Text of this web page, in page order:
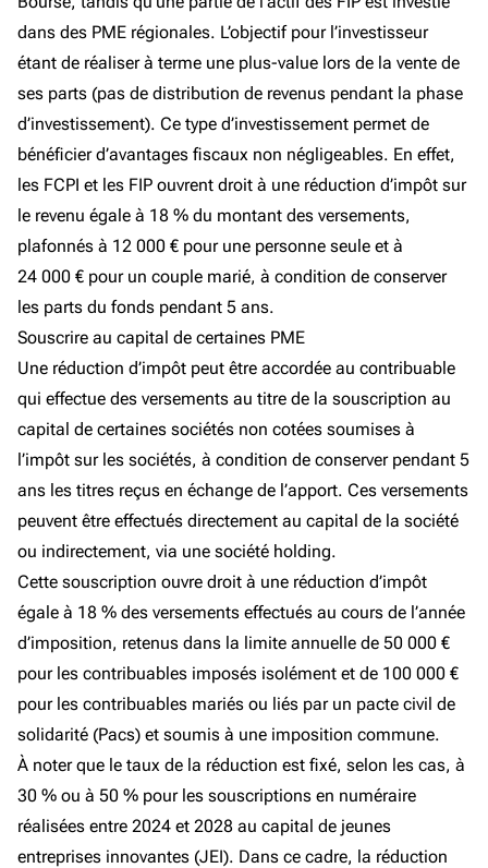
dans des PME régionales. L’objectif pour l’investisseur
étant de réaliser à terme une plus-value lors de la vente de
ses parts (pas de distribution de revenus pendant la phase
d’investissement). Ce type d’investissement permet de
bénéficier d’avantages fiscaux non négligeables. En effet,
les FCPI et les FIP ouvrent droit à une réduction d’impôt sur
le revenu égale à 18 % du montant des versements,
plafonnés à 12 000 € pour une personne seule et à
24 000 € pour un couple marié, à condition de conserver
les parts du fonds pendant 5 ans.
Souscrire au capital de certaines PME
Une réduction d’impôt peut être accordée au contribuable
qui effectue des versements au titre de la souscription au
capital de certaines sociétés non cotées soumises à
l’impôt sur les sociétés, à condition de conserver pendant 5
ans les titres reçus en échange de l’apport. Ces versements
peuvent être effectués directement au capital de la société
ou indirectement, via une société holding.
Cette souscription ouvre droit à une réduction d’impôt
égale à 18 % des versements effectués au cours de l’année
d’imposition, retenus dans la limite annuelle de 50 000 €
pour les contribuables imposés isolément et de 100 000 €
pour les contribuables mariés ou liés par un pacte civil de
solidarité (Pacs) et soumis à une imposition commune.
À noter que le taux de la réduction est fixé, selon les cas, à
30 % ou à 50 % pour les souscriptions en numéraire
réalisées entre 2024 et 2028 au capital de jeunes
entreprises innovantes (JEI). Dans ce cadre, la réduction